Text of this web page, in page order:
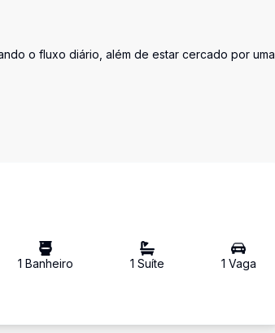
o fluxo diário, além de estar cercado por uma
1 Banheiro 1 Suíte 1 Vaga